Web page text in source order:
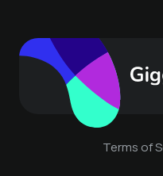
Terms of